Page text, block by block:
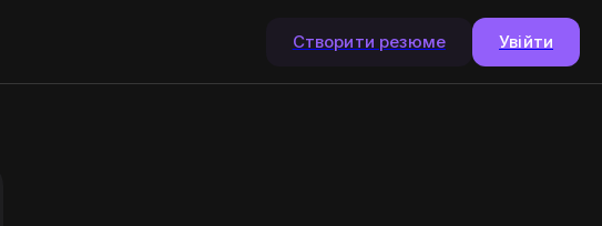
Створити резюме Увійти